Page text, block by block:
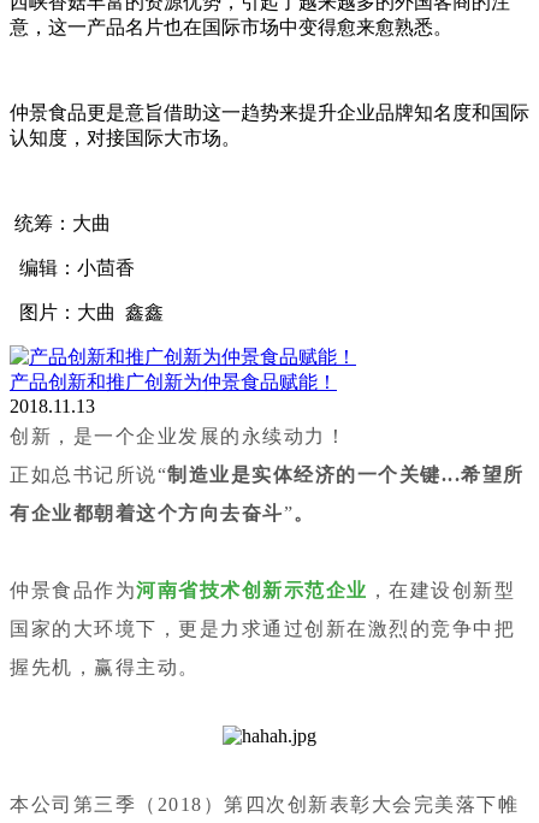
意，这一产品名片也在国际市场中变得愈来愈熟悉。
仲景食品更是意旨借助这一趋势来提升企业品牌知名度和国际
认知度，对接国际大市场。
统筹：大曲
编辑：小茴香
图片：大曲 鑫鑫
产品创新和推广创新为仲景食品赋能！
2018.11.13
创新，是一个企业发展的永续动力！
正如总书记所说“制造业是实体经济的一个关键...希望所
有企业都朝着这个方向去奋斗”。
仲景食品作为河南省技术创新示范企业 ，在建设创新型
国家的大环境下，更是力求通过创新在激烈的竞争中把
握先机，赢得主动。
本公司第三季（2018）第四次创新表彰大会完美落下帷